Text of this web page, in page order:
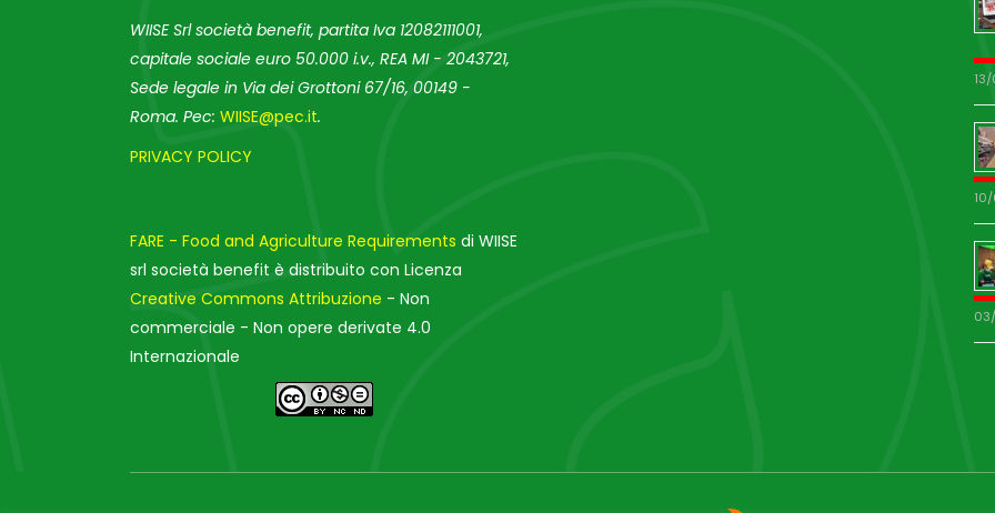
WIISE Srl società benefit, partita Iva 12082111001,
capitale sociale euro 50.000 i.v., REA MI - 2043721,
Sede legale in Via dei Grottoni 67/16, 00149 -
Roma. Pec: WIISE@pec.it.
PRIVACY POLICY
FARE - Food and Agriculture Requirements di WIISE
srl società benefit è distribuito con Licenza
Creative Commons Attribuzione - Non
commerciale - Non opere derivate 4.0
Internazionale